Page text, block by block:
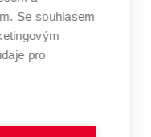
Se souhlasem
pro